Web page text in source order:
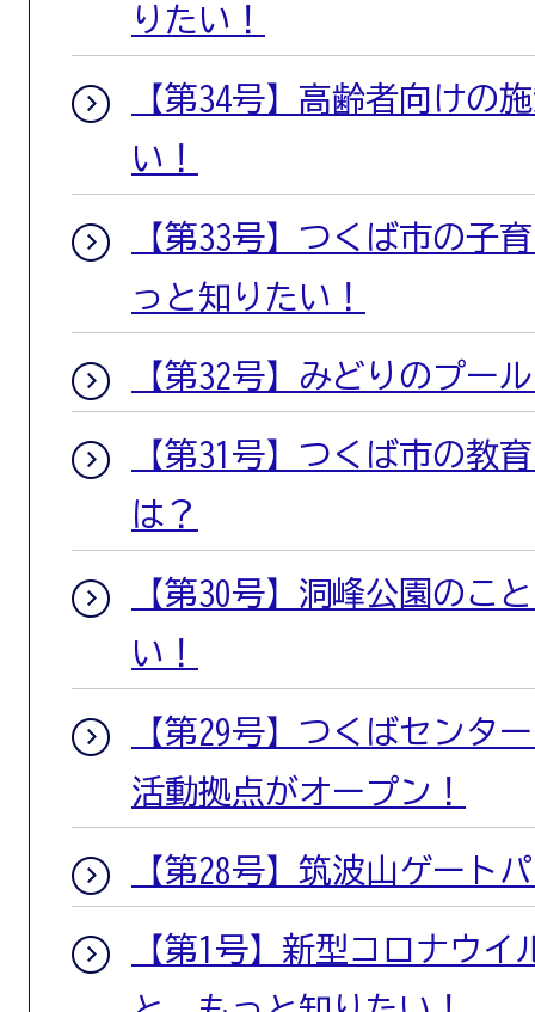
りたい！
【第34号】高齢者向けの
い！
【第33号】つくば市の子
っと知りたい！
【第32号】みどりのプー
【第31号】つくば市の教
は？
【第30号】洞峰公園のこ
い！
【第29号】つくばセンタ
活動拠点がオープン！
【第28号】筑波山ゲート
【第1号】新型コロナウ